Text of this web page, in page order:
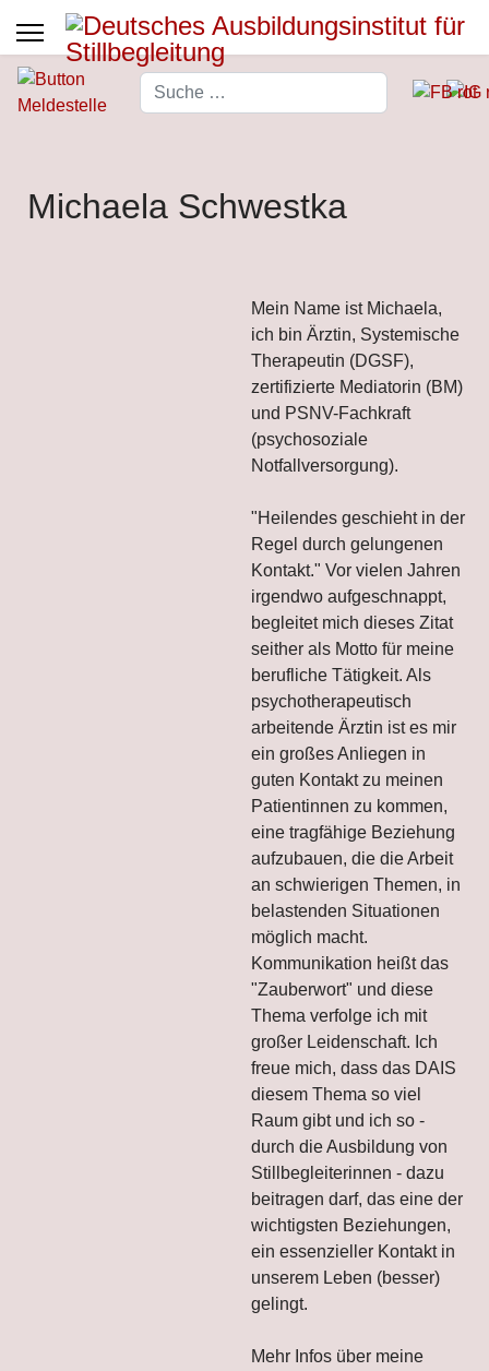
Suchen
Michaela Schwestka
Mein Name ist Michaela,
ich bin Ärztin, Systemische
Therapeutin (DGSF),
zertifizierte Mediatorin (BM)
und PSNV-Fachkraft
(psychosoziale
Notfallversorgung).
"Heilendes geschieht in der
Regel durch gelungenen
Kontakt." Vor vielen Jahren
irgendwo aufgeschnappt,
begleitet mich dieses Zitat
seither als Motto für meine
berufliche Tätigkeit. Als
psychotherapeutisch
arbeitende Ärztin ist es mir
ein großes Anliegen in
guten Kontakt zu meinen
Patientinnen zu kommen,
eine tragfähige Beziehung
aufzubauen, die die Arbeit
an schwierigen Themen, in
belastenden Situationen
möglich macht.
Kommunikation heißt das
"Zauberwort" und diese
Thema verfolge ich mit
großer Leidenschaft. Ich
freue mich, dass das DAIS
diesem Thema so viel
Raum gibt und ich so -
durch die Ausbildung von
Stillbegleiterinnen - dazu
beitragen darf, das eine der
wichtigsten Beziehungen,
ein essenzieller Kontakt in
unserem Leben (besser)
gelingt.
Mehr Infos über meine